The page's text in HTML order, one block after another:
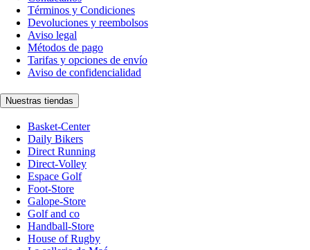
Términos y Condiciones
Devoluciones y reembolsos
Aviso legal
Métodos de pago
Tarifas y opciones de envío
Aviso de confidencialidad
Nuestras tiendas
Basket-Center
Daily Bikers
Direct Running
Direct-Volley
Espace Golf
Foot-Store
Galope-Store
Golf and co
Handball-Store
House of Rugby